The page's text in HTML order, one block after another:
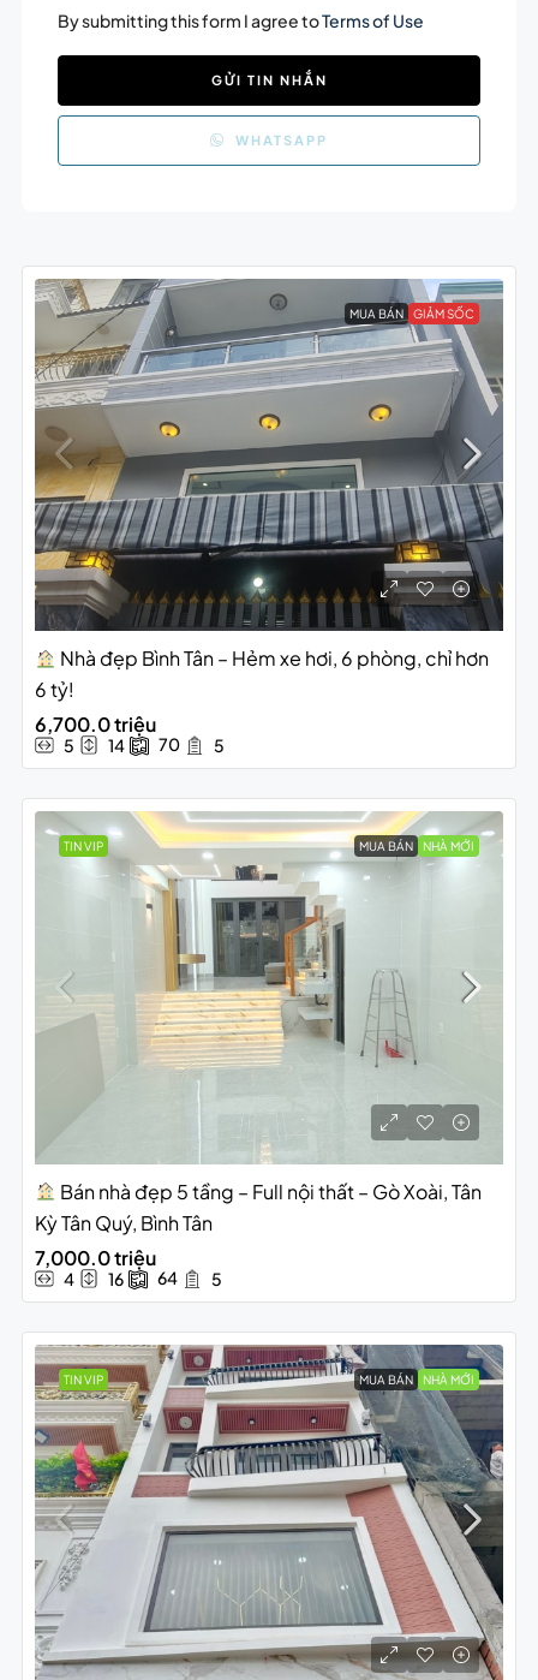
By submitting this form I agree toTerms of Use
GỬI TIN NHẮN
WHATSAPP
MUA BÁN GIẢM SỐC
Nhà đẹp Bình Tân – Hẻm xe hơi, 6 phòng, chỉ hơn
6 tỷ!
6,700.0 triệu
5 14 70 5
TIN VIP MUA BÁN NHÀ MỚI
Bán nhà đẹp 5 tầng – Full nội thất – Gò Xoài, Tân
Kỳ Tân Quý, Bình Tân
7,000.0 triệu
4 16 64 5
TIN VIP MUA BÁN NHÀ MỚI